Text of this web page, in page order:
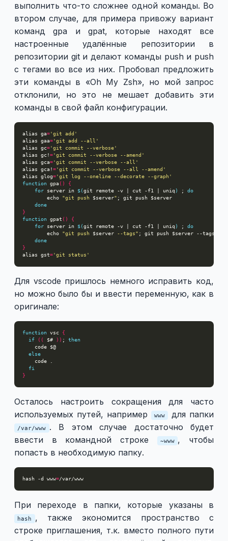
выполнить что-то сложнее одной команды. Во
втором случае, для примера привожу вариант
команд gpa и gpat, которые находят все
настроенные удалённые репозитории в
репозитории git и делают команды push и push
с тегами во все из них. Пробовал предложить
эти команды в «Oh My Zsh», но мой запрос
отклонили, но это не мешает добавить эти
команды в свой файл конфигурации.
alias ga='git add'
alias gaa='git add --all'
alias gc='git commit --verbose'
alias gc!='git commit --verbose --amend'
alias gca='git commit --verbose --all'
alias gca!='git commit --verbose --all --amend'
alias glog='git log --oneline --decorate --graph'
function gpa()
{
for server in $(git remote -v | cut -f1 | uniq) ; do
        echo
"git push $server"
done
}
function gpat ()
{
for server in $(git remote -v | cut -f1 | uniq) ; do
        echo
"git push $server --tags"
done
}
alias gst='git status'
Для vscode пришлось немного исправить код,
но можно было бы и ввести переменную, как в
оригинале:
function vsc {
if
(( $# )) ; then
else
fi
}
Осталось настроить сокращения для часто
используемых путей, например
www для папки
/var/www . В этом случае достаточно будет
ввести в командной строке
~www , чтобы
попасть в необходимую папку.
hash -d www=
При переходе в папки, которые указаны в
hash , также экономится пространство с
строке приглашения, т.к. вместо полного пути